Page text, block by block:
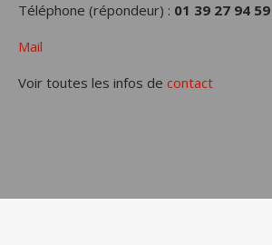
Téléphone (répondeur) : 01 39 27 94 59
Mail
Voir toutes les infos de contact